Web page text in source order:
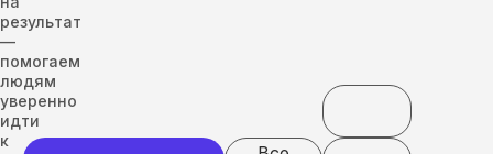
результат
—
помогаем
людям
уверенно
идти
к